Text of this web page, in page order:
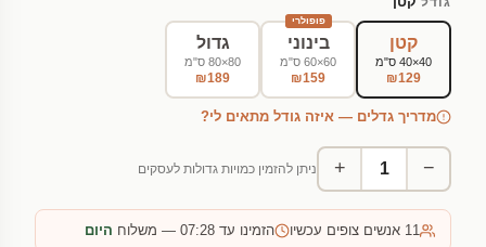
קטן
40×40 ס"מ
₪129
פופולרי
בינוני
60×60 ס"מ
₪159
גדול
80×80 ס"מ
₪189
מדריך גדלים — איזה גודל מתאים לי?
−
+ ניתן להזמין כמויות גדולות לעסקים
11 אנשים צופים עכשיו הזמינו עד 07:28 — משלוח היום